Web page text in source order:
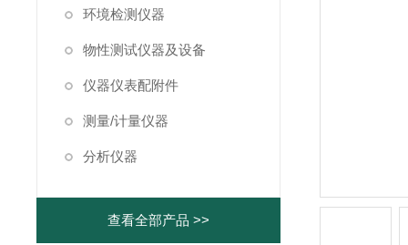
环境检测仪器
物性测试仪器及设备
仪器仪表配附件
测量/计量仪器
分析仪器
查看全部产品 >>